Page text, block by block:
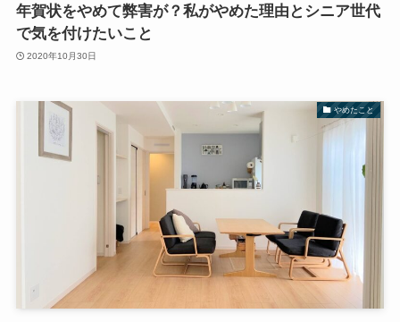
年賀状をやめて弊害が？私がやめた理由とシニア世代
で気を付けたいこと
2020年10月30日
やめたこと